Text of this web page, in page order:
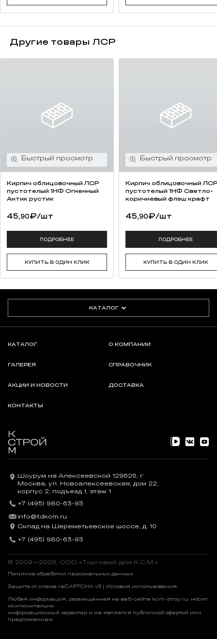
Другие товары ЛСР
Кирпич облицовочный ЛСР
пустотелый 1НФ Огненный
Антик рустик
45,90₽/шт
ПОДРОБНЕЕ
КУПИТЬ В ОДИН КЛИК
Кирпич облицовочный
пустотелый 1НФ Светло-
коричневый флэш крафт
45,90₽/шт
ПОДРОБНЕЕ
КУПИТЬ В ОДИН КЛИК
КАТАЛОГ
КАТАЛОГ О КОМПАНИИ
ГАЛЕРЕЯ СПРАВОЧНИК
АКЦИИ И НОВОСТИ ДОСТАВКА
КОНТАКТЫ
Шоурум на Алексеевской 129626, г.
Москва, ул. Новоалексеевская, дом 22,
корпус 2, подъезд 1, этаж 1
+7 (495) 980-63-93
info@tdkcm.ru
Склад на Шереметьевское шоссе, д. 10
+7 (495) 980-63-93
© 2009—2026, OOO «Торговый дом К.С.М.»
Политика обработки персональных данных
Защита от спама reCAPTCHA v3 | Условия использования.
Любая информация, размещенная на веб-сайте kcm-stroy.ru, носит
исключительно
информационный характер и не является публичной офертой или
предложением.